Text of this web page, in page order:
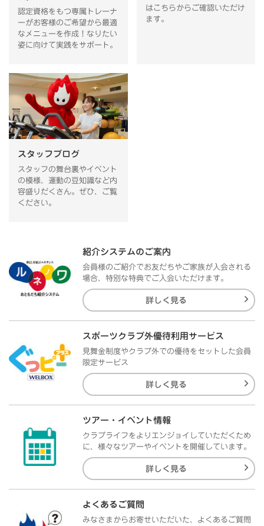
認定資格をもつ専属トレーナ
ーがお客様のご希望から最適
なメニューを作成！なりたい
姿に向けて実践をサポート。
はこちらからご確認いただけ
ます。
スタッフブログ
スタッフの舞台裏やイベント
の模様、運動の豆知識など内
容盛りだくさん。ぜひ、ご覧
ください。
紹介システムのご案内
会員様のご紹介でお友だちやご家族が入会される
場合、特別な特典でご入会いただけます。
詳しく見る
スポーツクラブ外優待利用サービス
見舞金制度やクラブ外での優待をセットした会員
限定サービス
詳しく見る
ツアー・イベント情報
クラブライフをよりエンジョイしていただくため
に、様々なツアーやイベントを開催しています。
詳しく見る
よくあるご質問
みなさまからお寄せいただいた、よくあるご質問